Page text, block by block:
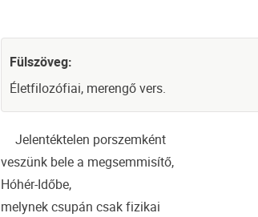
Fülszöveg:
Életfilozófiai, merengő vers.
Jelentéktelen porszemként
veszünk bele a megsemmisítő,
Hóhér-Időbe,
melynek csupán csak fizikai